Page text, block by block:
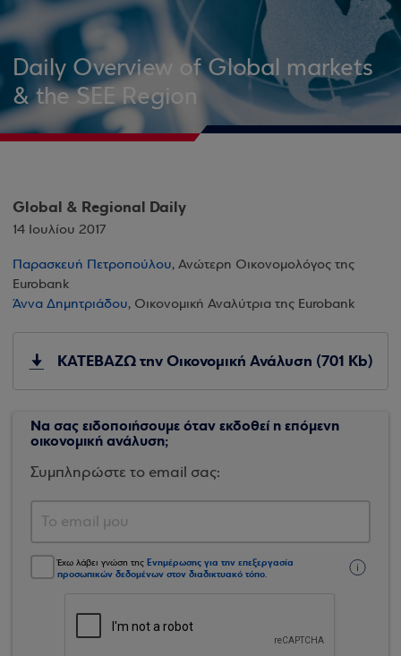
Daily Overview of Global markets
& the SEE Region
Global & Regional Daily
14 Ιουλίου 2017
Παρασκευή Πετροπούλου, Ανώτερη Οικονομολόγος της
Eurobank
Άννα Δημητριάδου, Οικονομική Αναλύτρια της Eurobank
ΚΑΤΕΒΑΖΩ την Οικονομική Ανάλυση (701 Kb)
Να σας ειδοποιήσουμε όταν εκδοθεί η επόμενη
οικονομική ανάλυση;
Συμπληρώστε το email σας:
Έχω λάβει γνώση της Ενημέρωσης για την επεξεργασία
προσωπικών δεδομένων στον διαδικτυακό τόπο.